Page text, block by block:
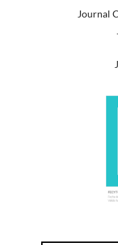
Journal